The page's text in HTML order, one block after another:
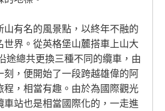
山有名的風景點，以終年不融的
世界。從英格堡山麓搭車上山大
途總共更換三種不同的纜車，由
刻，便開始了一段跨越雄偉的阿
程，相當有趣。由於為國際觀光
車站也是相當國際化的，一走進